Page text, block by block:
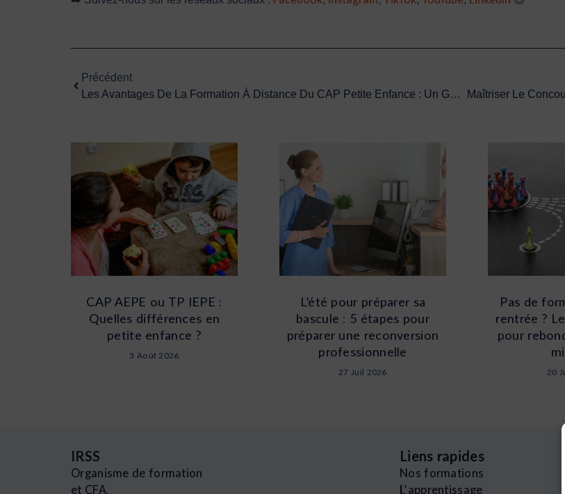
Précédent
Les Avantages De La Formation À Distance Du CAP Petite Enfance : Un Guide Complet
CAP AEPE ou TP IEPE :
Quelles différences en
petite enfance ?
3 Août 2026
L’été pour préparer sa
bascule : 5 étapes pour
préparer une reconversion
professionnelle
27 Juil 2026
Pas de
rentrée ?
pour
20
IRSS
Organisme de formation
et CFA.
Liens rapides
Nos formations
L’apprentissage